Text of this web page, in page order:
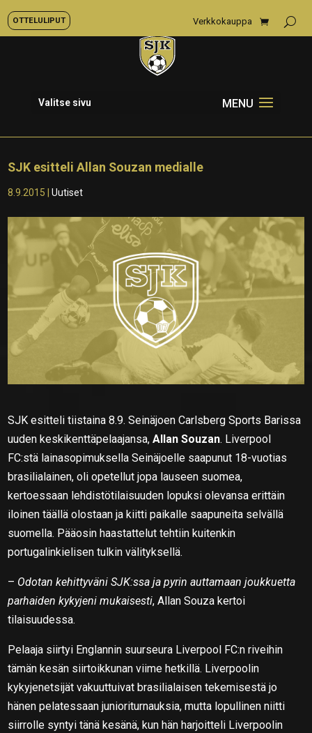
OTTELULIPUT Verkkokauppa
Valitse sivu
SJK esitteli Allan Souzan medialle
8.9.2015 |Uutiset
SJK esitteli tiistaina 8.9. Seinäjoen Carlsberg Sports Barissa
uuden keskikenttäpelaajansa,Allan Souzan. Liverpool
FC:stä lainasopimuksella Seinäjoelle saapunut 18-vuotias
brasilialainen, oli opetellut jopa lauseen suomea,
kertoessaan lehdistötilaisuuden lopuksi olevansa erittäin
iloinen täällä olostaan ja kiitti paikalle saapuneita selvällä
suomella. Pääosin haastattelut tehtiin kuitenkin
portugalinkielisen tulkin välityksellä.
– Odotan kehittyväni SJK:ssa ja pyrin auttamaan joukkuetta
parhaiden kykyjeni mukaisesti, Allan Souza kertoi
tilaisuudessa.
Pelaaja siirtyi Englannin suurseura Liverpool FC:n riveihin
tämän kesän siirtoikkunan viime hetkillä. Liverpoolin
kykyjenetsijät vakuuttuivat brasilialaisen tekemisestä jo
hänen pelatessaan junioriturnauksia, mutta lopullinen niitti
siirrolle syntyi tänä kesänä, kun hän harjoitteli Liverpoolin